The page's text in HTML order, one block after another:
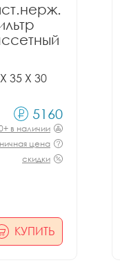
35 X 30
5160
в наличии
цена
скидки
КУПИТЬ